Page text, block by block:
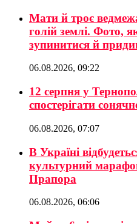
Мати й троє
голій землі. Фото,
зупинитися й
06.08.2026, 09:22
12 серпня у
спостерігати
06.08.2026, 07:07
В Україні
культурний
Прапора
06.08.2026, 06:06